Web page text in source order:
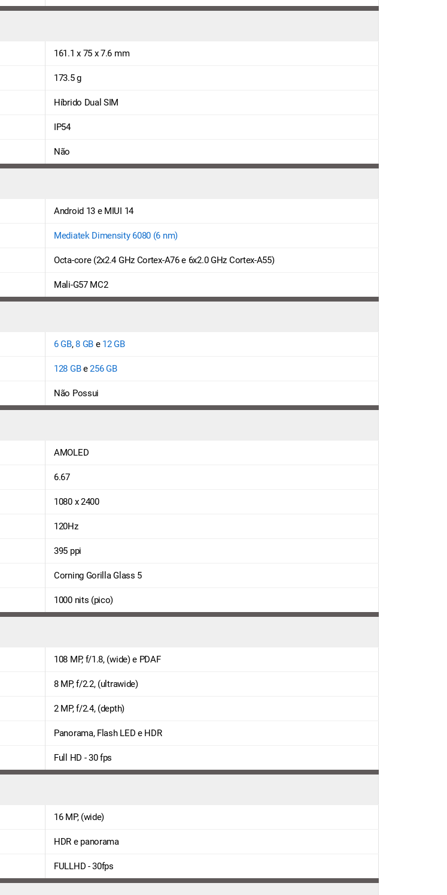
161.1 x 75 x 7.6 mm
173.5 g
Híbrido Dual SIM
IP54
Não
Android 13 e MIUI 14
Mediatek Dimensity 6080 (6 nm)
Octa-core (2x2.4 GHz Cortex-A76 e 6x2.0 GHz Cortex-A55)
Mali-G57 MC2
6 GB, 8 GB e 12 GB
128 GBe256 GB
Não Possui
AMOLED
6.67
1080 x 2400
120Hz
395 ppi
Corning Gorilla Glass 5
1000 nits (pico)
108 MP, f/1.8, (wide) e PDAF
8 MP, f/2.2, (ultrawide)
2 MP, f/2.4, (depth)
Panorama, Flash LED e HDR
Full HD - 30 fps
16 MP, (wide)
HDR e panorama
FULLHD - 30fps